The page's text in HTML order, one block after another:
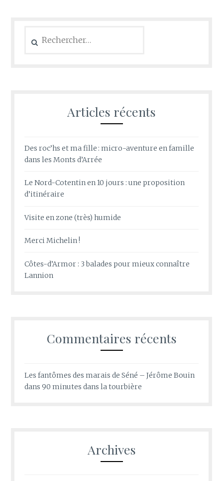
Articles récents
Des roc’hs et ma fille : micro-aventure en famille
dans les Monts d’Arrée
Le Nord-Cotentin en 10 jours : une proposition
d’itinéraire
Visite en zone (très) humide
Merci Michelin !
Côtes-d’Armor : 3 balades pour mieux connaître
Lannion
Commentaires récents
Les fantômes des marais de Séné – Jérôme Bouin
dans90 minutes dans la tourbière
Archives